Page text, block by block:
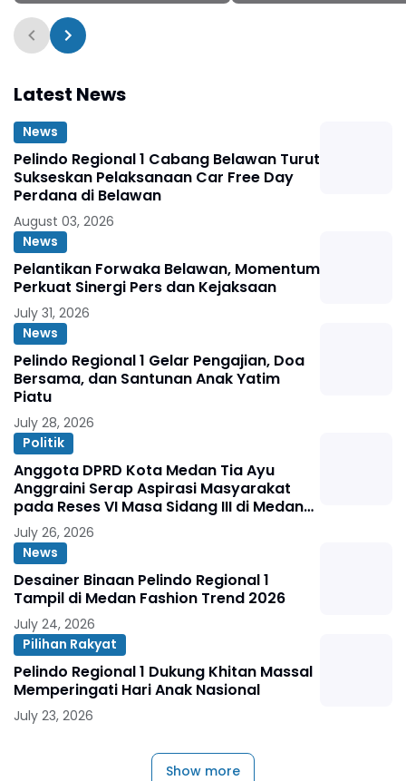
Bertindak Merazia
Latest News
News
Pelindo Regional 1 Cabang Belawan Turut
Sukseskan Pelaksanaan Car Free Day
Perdana di Belawan
August 03, 2026
News
Pelantikan Forwaka Belawan, Momentum
Perkuat Sinergi Pers dan Kejaksaan
July 31, 2026
News
Pelindo Regional 1 Gelar Pengajian, Doa
Bersama, dan Santunan Anak Yatim
Piatu
July 28, 2026
Politik
Anggota DPRD Kota Medan Tia Ayu
Anggraini Serap Aspirasi Masyarakat
pada Reses VI Masa Sidang III di Medan
Marelan
July 26, 2026
News
Desainer Binaan Pelindo Regional 1
Tampil di Medan Fashion Trend 2026
July 24, 2026
Pilihan Rakyat
Pelindo Regional 1 Dukung Khitan Massal
Memperingati Hari Anak Nasional
July 23, 2026
Show more